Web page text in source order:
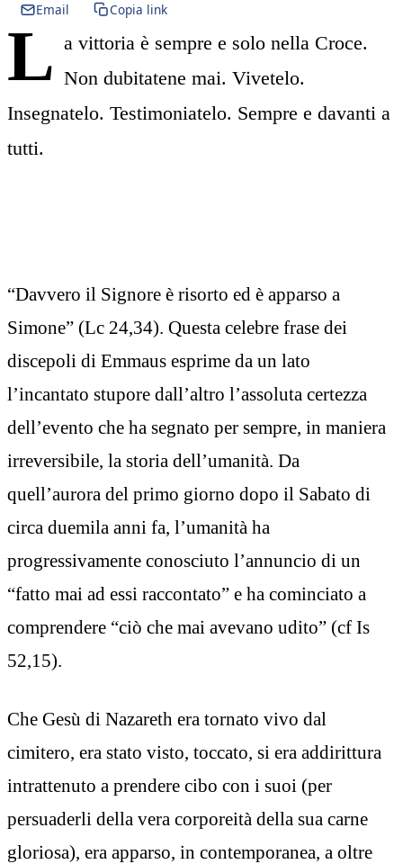
Email
Copia link
L a vittoria è sempre e solo nella Croce.
Non dubitatene mai. Vivetelo.
Insegnatelo. Testimoniatelo. Sempre e davanti a
tutti.
“Davvero il Signore è risorto ed è apparso a
Simone” (Lc 24,34). Questa celebre frase dei
discepoli di Emmaus esprime da un lato
l’incantato stupore dall’altro l’assoluta certezza
dell’evento che ha segnato per sempre, in maniera
irreversibile, la storia dell’umanità. Da
quell’aurora del primo giorno dopo il Sabato di
circa duemila anni fa, l’umanità ha
progressivamente conosciuto l’annuncio di un
“fatto mai ad essi raccontato” e ha cominciato a
comprendere “ciò che mai avevano udito” (cf Is
52,15).
Che Gesù di Nazareth era tornato vivo dal
cimitero, era stato visto, toccato, si era addirittura
intrattenuto a prendere cibo con i suoi (per
persuaderli della vera corporeità della sua carne
gloriosa), era apparso, in contemporanea, a oltre